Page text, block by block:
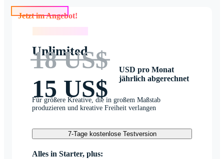
Jetzt im Angebot!
Unlimited
18 US$
15 US$
USD pro Monat
jährlich abgerechnet
Für größere Kreative, die in großem Maßstab
produzieren und kreative Freiheit verlangen
7-Tage kostenlose Testversion
Alles in Starter, plus: